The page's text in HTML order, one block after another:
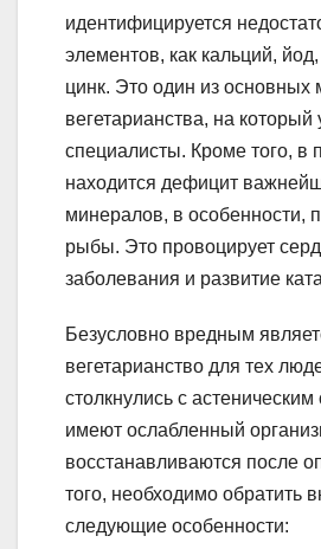
идентифицируется
элементов, как кальций,
цинк. Это один из основных
вегетарианства, на
специалисты. Кроме того, в
находится дефицит
минералов, в особенности,
рыбы. Это провоцирует
заболевания и развитие
Безусловно вредным
вегетарианство для тех
столкнулись с
имеют ослабленный
восстанавливаются после
того, необходимо обратить
следующие особенности: